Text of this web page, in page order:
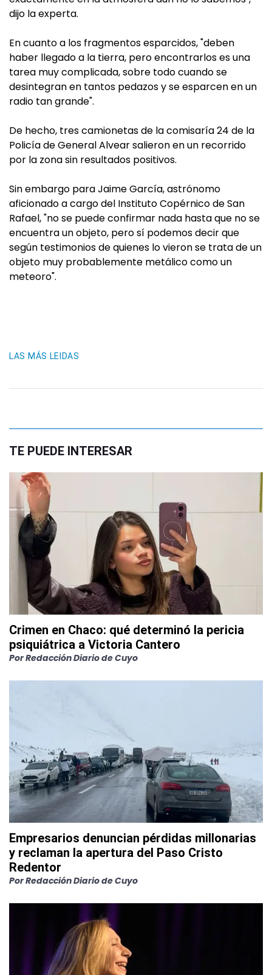
dijo la experta.
En cuanto a los fragmentos esparcidos, "deben
haber llegado a la tierra, pero encontrarlos es una
tarea muy complicada, sobre todo cuando se
desintegran en tantos pedazos y se esparcen en un
radio tan grande".
De hecho, tres camionetas de la comisaría 24 de la
Policía de General Alvear salieron en un recorrido
por la zona sin resultados positivos.
Sin embargo para Jaime García, astrónomo
aficionado a cargo del Instituto Copérnico de San
Rafael, "no se puede confirmar nada hasta que no se
encuentra un objeto, pero sí podemos decir que
según testimonios de quienes lo vieron se trata de un
objeto muy probablemente metálico como un
meteoro".
LAS MÁS LEIDAS
TE PUEDE INTERESAR
Crimen en Chaco: qué determinó la pericia
psiquiátrica a Victoria Cantero
PorRedacción Diario de Cuyo
Empresarios denuncian pérdidas millonarias
y reclaman la apertura del Paso Cristo
Redentor
PorRedacción Diario de Cuyo